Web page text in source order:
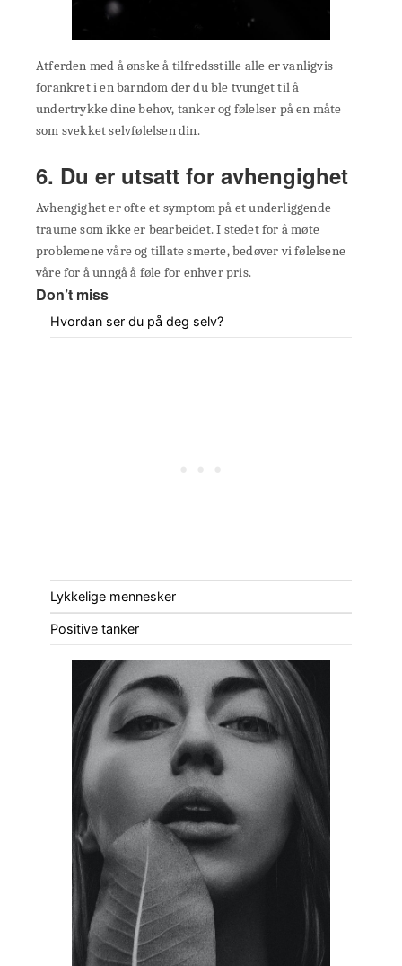
Atferden med å ønske å tilfredsstille alle er vanligvis
forankret i en barndom der du ble tvunget til å
undertrykke dine behov, tanker og følelser på en måte
som svekket selvfølelsen din.
6. Du er utsatt for avhengighet
Avhengighet er ofte et symptom på et underliggende
traume som ikke er bearbeidet. I stedet for å møte
problemene våre og tillate smerte, bedøver vi følelsene
våre for å unngå å føle for enhver pris.
Don’t miss
Hvordan ser du på deg selv?
Lykkelige mennesker
Positive tanker